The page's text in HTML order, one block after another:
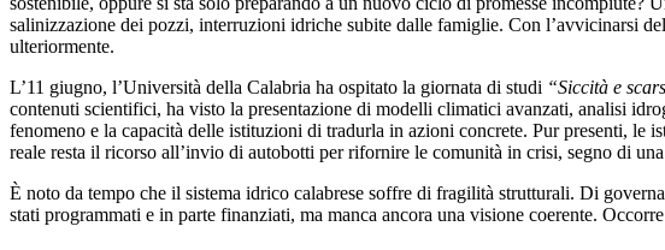
salinizzazione dei pozzi, interruzioni idriche subite dalle famiglie. Con l’avvicinarsi
ulteriormente.
L’11 giugno, l’Università della Calabria ha ospitato la giornata di studi “Siccità e
contenuti scientifici, ha visto la presentazione di modelli climatici avanzati, analisi
fenomeno e la capacità delle istituzioni di tradurla in azioni concrete. Pur presenti,
reale resta il ricorso all’invio di autobotti per rifornire le comunità in crisi, segno di
È noto da tempo che il sistema idrico calabrese soffre di fragilità strutturali. Di
stati programmati e in parte finanziati, ma manca ancora una visione coerente.